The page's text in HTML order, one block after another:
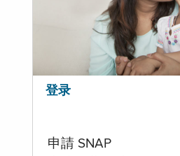
登录
申請 SNAP